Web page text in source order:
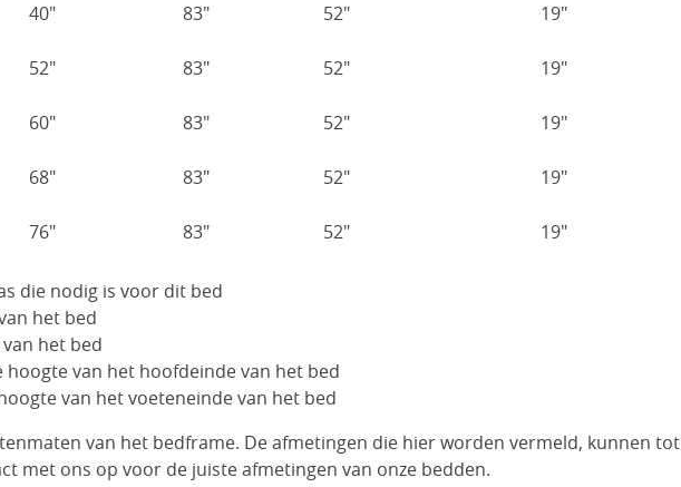
40" 83" 52" 19"
52" 83" 52" 19"
60" 83" 52" 19"
68" 83" 52" 19"
76" 83" 52" 19"
die nodig is voor dit bed
het bed
het bed
hoogte van het hoofdeinde van het bed
van het voeteneinde van het bed
van het bedframe. De afmetingen die hier worden vermeld, kunnen tot
met ons op voor de juiste afmetingen van onze bedden.